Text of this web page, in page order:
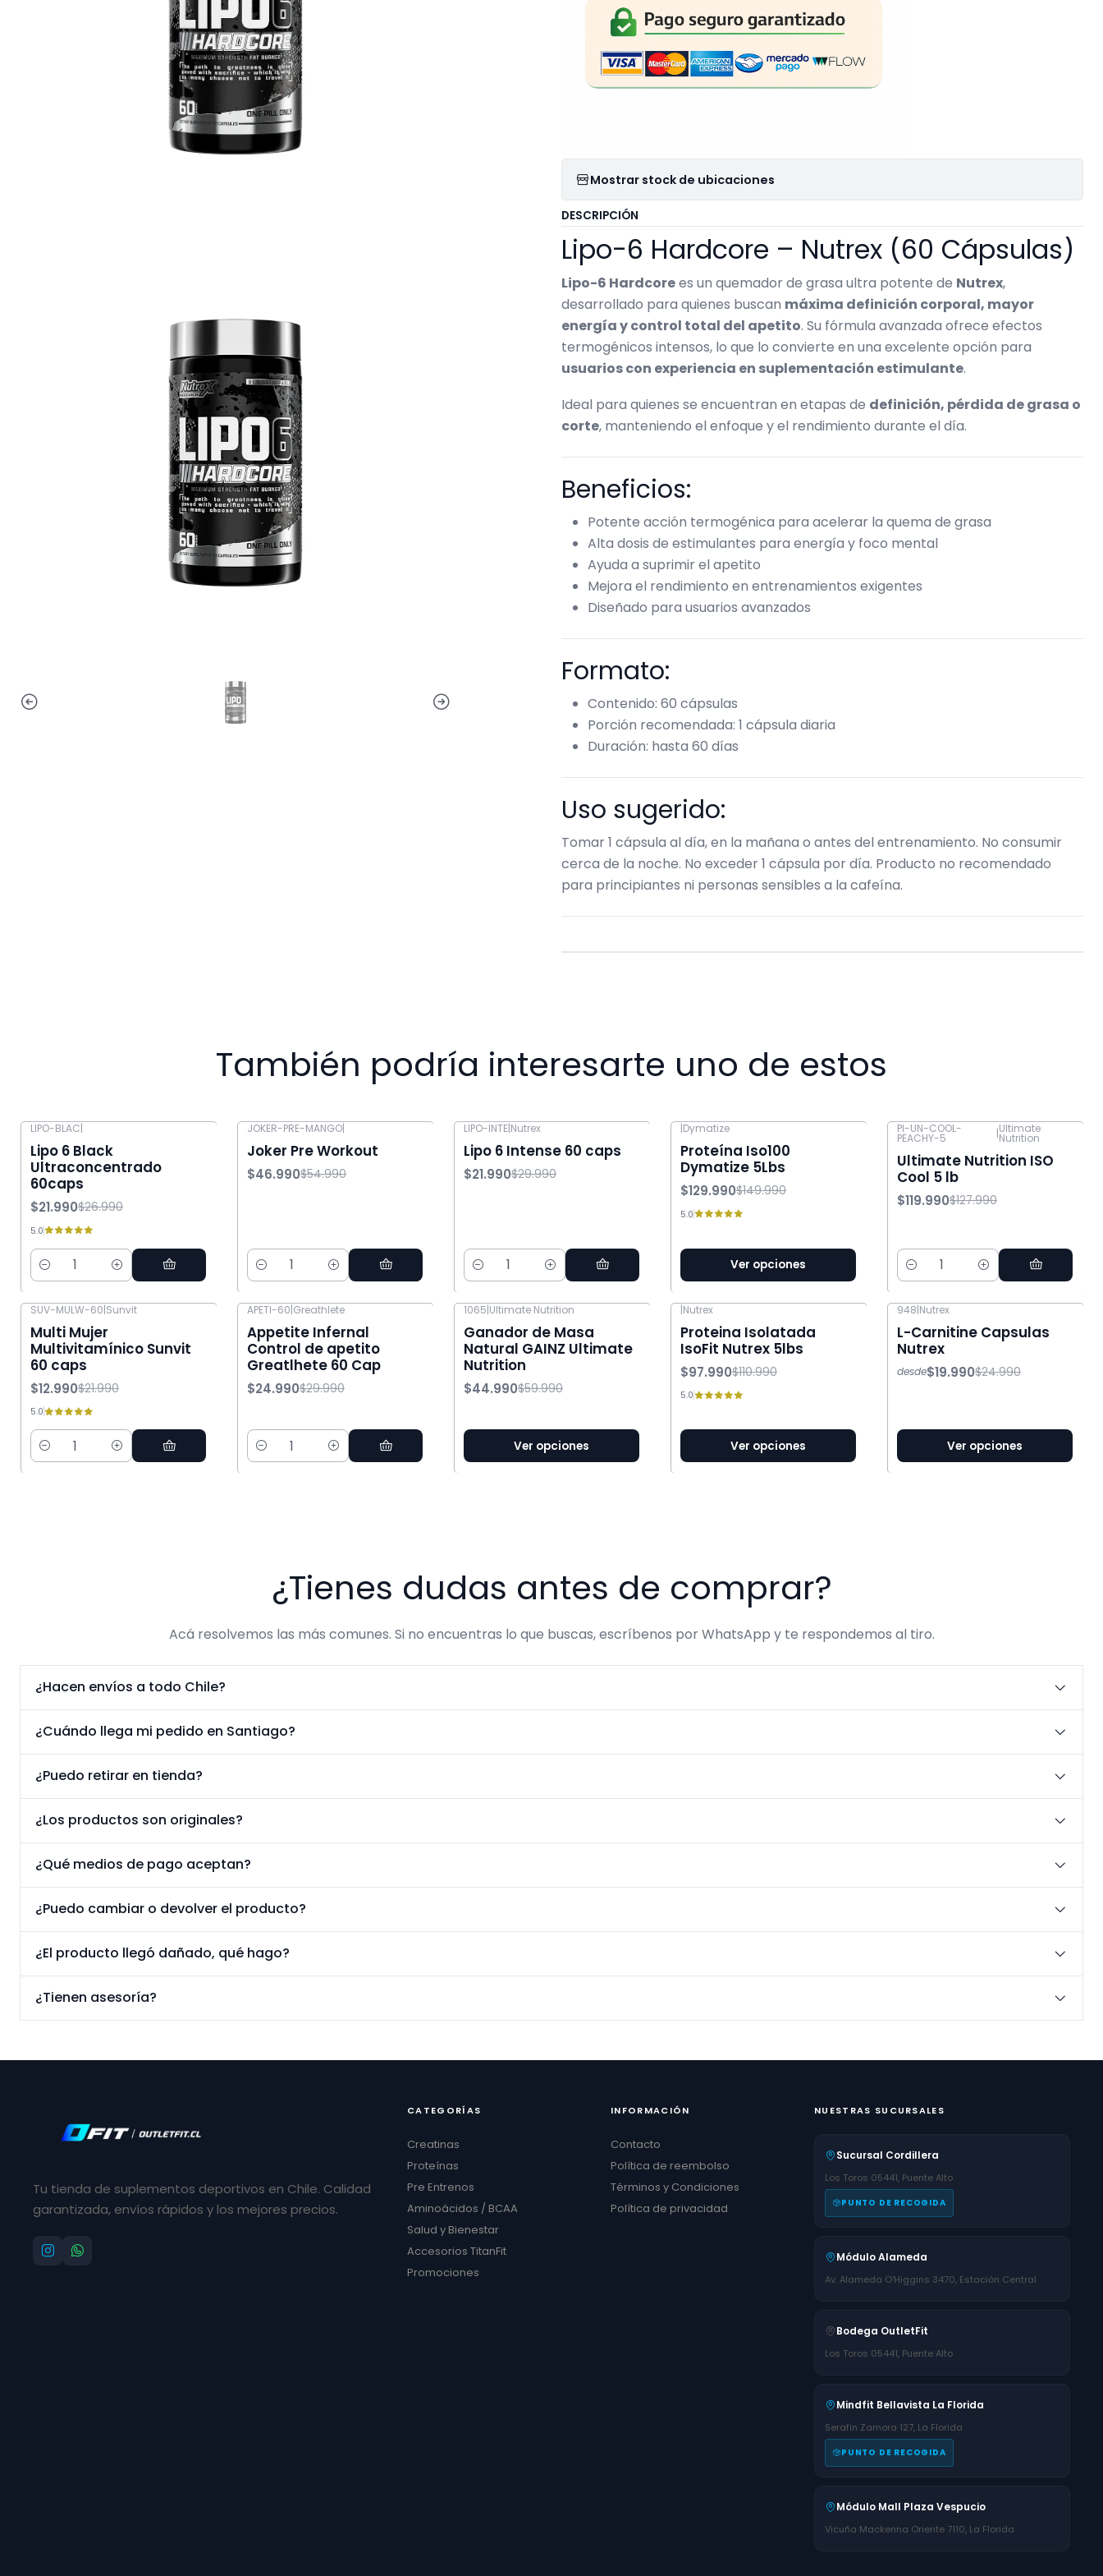
Mostrar stock de ubicaciones
DESCRIPCIÓN
Lipo-6 Hardcore – Nutrex (60 Cápsulas)
Lipo-6 Hardcorees un quemador de grasa ultra potente de Nutrex,
desarrollado para quienes buscan máxima definición corporal, mayor
energía y control total del apetito. Su fórmula avanzada ofrece efectos
termogénicos intensos, lo que lo convierte en una excelente opción para
usuarios con experiencia en suplementación estimulante.
Ideal para quienes se encuentran en etapas de definición, pérdida de grasa o
corte, manteniendo el enfoque y el rendimiento durante el día.
Beneficios:
Potente acción termogénica para acelerar la quema de grasa
Alta dosis de estimulantes para energía y foco mental
Ayuda a suprimir el apetito
Mejora el rendimiento en entrenamientos exigentes
Diseñado para usuarios avanzados
Formato:
Contenido: 60 cápsulas
Porción recomendada: 1 cápsula diaria
Duración: hasta 60 días
Uso sugerido:
Tomar 1 cápsula al día, en la mañana o antes del entrenamiento. No consumir
cerca de la noche. No exceder 1 cápsula por día. Producto no recomendado
para principiantes ni personas sensibles a la cafeína.
También podría interesarte uno de estos
LIPO-BLAC|
Lipo 6 Black
Ultraconcentrado
60caps
$21.990$26.990
5.0
Cantidad
JOKER-PRE-MANGO|
Joker Pre Workout
$46.990$54.990
Cantidad
LIPO-INTE|Nutrex
Lipo 6 Intense 60 caps
$21.990$29.990
Cantidad
|Dymatize
Proteína Iso100
Dymatize 5Lbs
$129.990$149.990
5.0
Ver opciones
-6% OFF
PI-UN-COOL-
PEACHY-5 |Ultimate
Nutrition
Ultimate Nutrition ISO
Cool 5 lb
$119.990$127.990
Cantidad
SUV-MULW-60|Sunvit
Multi Mujer
Multivitamínico Sunvit
60 caps
$12.990$21.990
5.0
Cantidad
APETI-60|Greathlete
Appetite Infernal
Control de apetito
Greatlhete 60 Cap
$24.990$29.990
Cantidad
1065|Ultimate Nutrition
Ganador de Masa
Natural GAINZ Ultimate
Nutrition
$44.990$59.990
Ver opciones
|Nutrex
Proteina Isolatada
IsoFit Nutrex 5lbs
$97.990$110.990
5.0
Ver opciones
948|Nutrex
L-Carnitine Capsulas
Nutrex
desde$19.990$24.990
Ver opciones
¿Tienes dudas antes de comprar?
Acá resolvemos las más comunes. Si no encuentras lo que buscas, escríbenos por WhatsApp y te respondemos al tiro.
¿Hacen envíos a todo Chile?
¿Cuándo llega mi pedido en Santiago?
¿Puedo retirar en tienda?
¿Los productos son originales?
¿Qué medios de pago aceptan?
¿Puedo cambiar o devolver el producto?
¿El producto llegó dañado, qué hago?
¿Tienen asesoría?
Tu tienda de suplementos deportivos en Chile. Calidad
garantizada, envíos rápidos y los mejores precios.
CATEGORÍAS
Creatinas
Proteínas
Pre Entrenos
Aminoácidos / BCAA
Salud y Bienestar
Accesorios TitanFit
Promociones
INFORMACIÓN
Contacto
Política de reembolso
Términos y Condiciones
Política de privacidad
NUESTRAS SUCURSALES
Sucursal Cordillera
Los Toros 05441, Puente Alto
PUNTO DE RECOGIDA
Módulo Alameda
Av. Alameda O'Higgins 3470, Estación Central
Bodega OutletFit
Los Toros 05441, Puente Alto
Mindfit Bellavista La Florida
Serafin Zamora 127, La Florida
PUNTO DE RECOGIDA
Módulo Mall Plaza Vespucio
Vicuña Mackenna Oriente 7110, La Florida